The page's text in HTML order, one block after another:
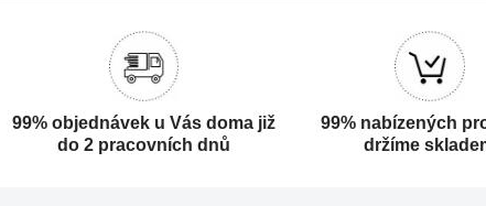
99% objednávek u Vás doma již
do 2 pracovních dnů
99% nabízených
držíme